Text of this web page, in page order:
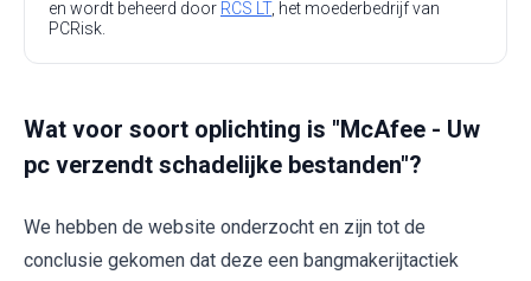
en wordt beheerd door RCS LT, het moederbedrijf van
PCRisk.
Wat voor soort oplichting is "McAfee - Uw
pc verzendt schadelijke bestanden"?
We hebben de website onderzocht en zijn tot de
conclusie gekomen dat deze een bangmakerijtactiek